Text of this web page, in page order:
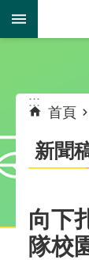
跳到主要內容
:::
首頁
新聞
向下
隊校